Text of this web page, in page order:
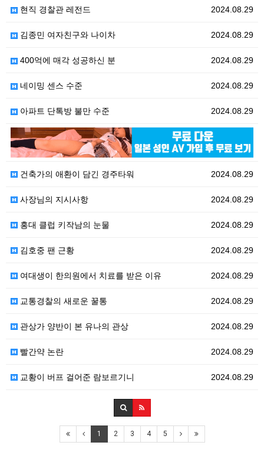
2024.08.29
현직 경찰관 레전드
2024.08.29
김종민 여자친구와 나이차
2024.08.29
400억에 매각 성공하신 분
2024.08.29
네이밍 센스 수준
2024.08.29
아파트 단톡방 불만 수준
2024.08.29
2024.08.29
건축가의 애환이 담긴 경주타워
2024.08.29
사장님의 지시사항
2024.08.29
홍대 클럽 키작남의 눈물
2024.08.29
김호중 팬 근황
2024.08.29
여대생이 한의원에서 치료를 받은 이유
2024.08.29
교통경찰의 새로운 꿀통
2024.08.29
관상가 양반이 본 유나의 관상
2024.08.29
빨간약 논란
2024.08.29
교황이 버프 걸어준 람보르기니
1 2 3 4 5